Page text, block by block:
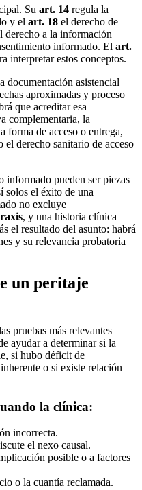
Su art. 14 regula la
y el art. 18 el derecho de
derecho a la información
informado. El art.
interpretar estos conceptos.
documentación asistencial
aproximadas y proceso
que acreditar esa
complementaria, la
forma de acceso o entrega,
derecho sanitario de acceso
pueden ser piezas
solos el éxito de una
no excluye
, y una historia clínica
el resultado del asunto: habrá
y su relevancia probatoria
un peritaje
pruebas más relevantes
ayudar a determinar si la
si hubo déficit de
o si existe relación
la clínica:
incorrecta.
el nexo causal.
posible o a factores
o la cuantía reclamada.